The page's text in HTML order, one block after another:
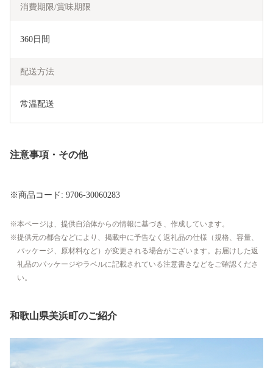
消費期限/賞味期限
360日間
配送方法
常温配送
注意事項・その他
※商品コード: 9706-30060283
本ページは、提供自治体からの情報に基づき、作成しています。
提供元の都合などにより、掲載中に予告なく返礼品の仕様（規格、容量、
パッケージ、原材料など）が変更される場合がございます。お届けした返
礼品のパッケージやラベルに記載されている注意書きなどをご確認くださ
い。
和歌山県美浜町のご紹介